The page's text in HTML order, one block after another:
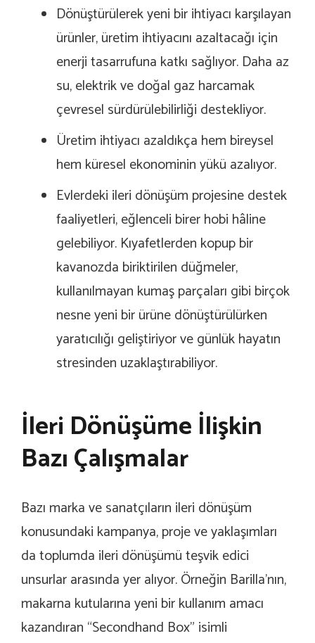
Dönüştürülerek yeni bir ihtiyacı karşılayan
ürünler, üretim ihtiyacını azaltacağı için
enerji tasarrufuna katkı sağlıyor. Daha az
su, elektrik ve doğal gaz harcamak
çevresel sürdürülebilirliği destekliyor.
Üretim ihtiyacı azaldıkça hem bireysel
hem küresel ekonominin yükü azalıyor.
Evlerdeki ileri dönüşüm projesine destek
faaliyetleri, eğlenceli birer hobi hâline
gelebiliyor. Kıyafetlerden kopup bir
kavanozda biriktirilen düğmeler,
kullanılmayan kumaş parçaları gibi birçok
nesne yeni bir ürüne dönüştürülürken
yaratıcılığı geliştiriyor ve günlük hayatın
stresinden uzaklaştırabiliyor.
İleri Dönüşüme İlişkin
Bazı Çalışmalar
Bazı marka ve sanatçıların ileri dönüşüm
konusundaki kampanya, proje ve yaklaşımları
da toplumda ileri dönüşümü teşvik edici
unsurlar arasında yer alıyor. Örneğin Barilla’nın,
makarna kutularına yeni bir kullanım amacı
kazandıran “Secondhand Box” isimli